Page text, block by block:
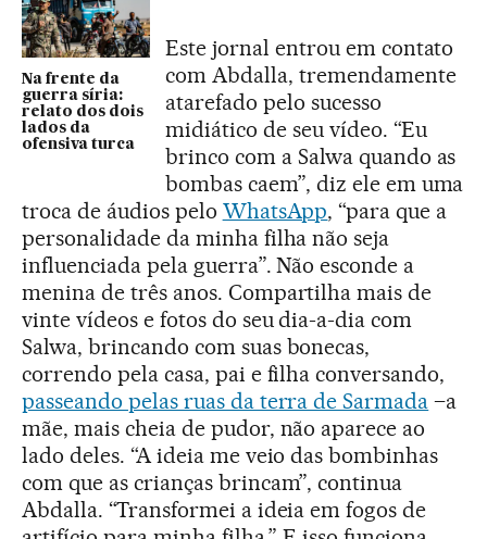
Na frente da
guerra síria:
relato dos dois
lados da
ofensiva turca
Este jornal entrou em contato
com Abdalla, tremendamente
atarefado pelo sucesso
midiático de seu vídeo. “Eu
brinco com a Salwa quando as
bombas caem”, diz ele em uma
troca de áudios pelo WhatsApp, “para que a
personalidade da minha filha não seja
influenciada pela guerra”. Não esconde a
menina de três anos. Compartilha mais de
vinte vídeos e fotos do seu dia-a-dia com
Salwa, brincando com suas bonecas,
correndo pela casa, pai e filha conversando,
passeando pelas ruas da terra de Sarmada –a
mãe, mais cheia de pudor, não aparece ao
lado deles. “A ideia me veio das bombinhas
com que as crianças brincam”, continua
Abdalla. “Transformei a ideia em fogos de